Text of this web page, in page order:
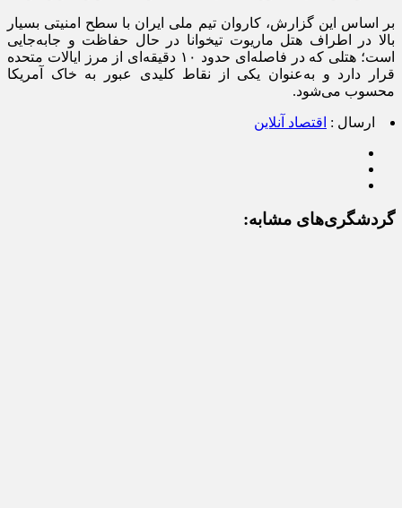
بر اساس این گزارش، کاروان تیم ملی ایران با سطح امنیتی بسیار
بالا در اطراف هتل ماریوت تیخوانا در حال حفاظت و جابه‌جایی
است؛ هتلی که در فاصله‌ای حدود ۱۰ دقیقه‌ای از مرز ایالات متحده
قرار دارد و به‌عنوان یکی از نقاط کلیدی عبور به خاک آمریکا
محسوب می‌شود.
ارسال : اقتصاد آنلاین
گردشگری‌های مشابه: